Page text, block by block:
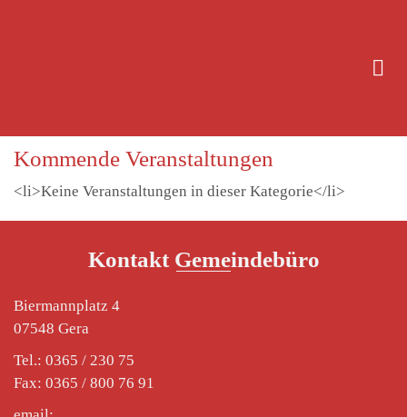
Kommende Veranstaltungen
<li>Keine Veranstaltungen in dieser Kategorie</li>
Kontakt Gemeindebüro
Biermannplatz 4
07548 Gera
Tel.: 0365 / 230 75
Fax: 0365 / 800 76 91